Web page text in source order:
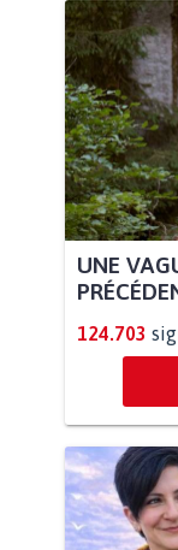
UNE
124.703